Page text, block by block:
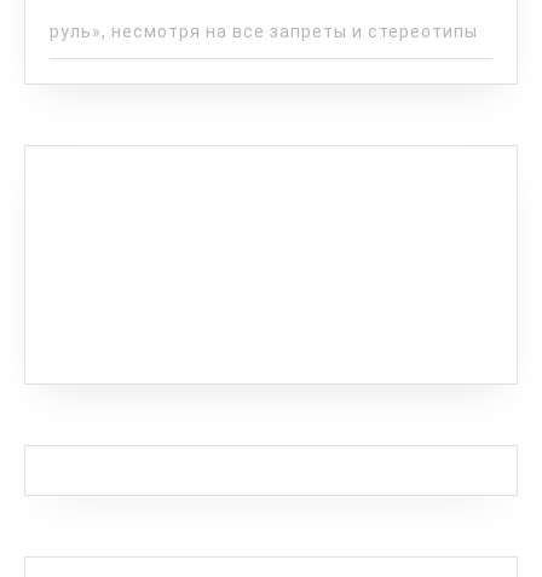
руль», несмотря на все запреты и стереотипы